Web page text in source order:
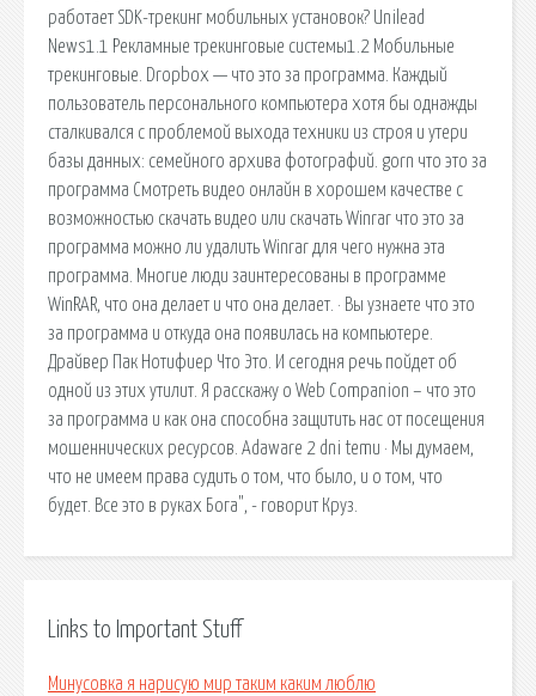
работает SDK-трекинг мобильных установок? Unilead
News1.1 Рекламные трекинговые системы1.2 Мобильные
трекинговые. Dropbox — что это за программа. Каждый
пользователь персонального компьютера хотя бы однажды
сталкивался с проблемой выхода техники из строя и утери
базы данных: семейного архива фотографий. gorn что это за
программа Смотреть видео онлайн в хорошем качестве с
возможностью скачать видео или скачать Winrar что это за
программа можно ли удалить Winrar для чего нужна эта
программа. Многие люди заинтересованы в программе
WinRAR, что она делает и что она делает. · Вы узнаете что это
за программа и откуда она появилась на компьютере.
Драйвер Пак Нотифиер Что Это. И сегодня речь пойдет об
одной из этих утилит. Я расскажу о Web Companion – что это
за программа и как она способна защитить нас от посещения
мошеннических ресурсов. Adaware 2 dni temu · Мы думаем,
что не имеем права судить о том, что было, и о том, что
будет. Все это в руках Бога", - говорит Круз.
Links to Important Stuff
Минусовка я нарисую мир таким каким люблю